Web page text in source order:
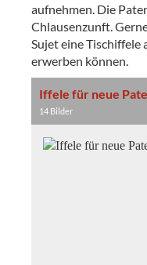
aufnehmen. Die
Chlausenzunft.
Sujet eine Tischiffele
erwerben können.
Iffele für neue
14 Bilder